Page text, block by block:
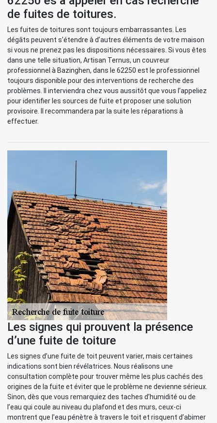
de fuites de toitures.
Les fuites de toitures sont toujours embarrassantes. Les
dégâts peuvent s’étendre à d’autres éléments de votre maison
si vous ne prenez pas les dispositions nécessaires. Si vous êtes
dans une telle situation, Artisan Ternus, un couvreur
professionnel à Bazinghen, dans le 62250 est le professionnel
toujours disponible pour des interventions de recherche des
problèmes. Il interviendra chez vous aussitôt que vous l’appeliez
pour identifier les sources de fuite et proposer une solution
provisoire. Il recommandera par la suite les réparations à
effectuer.
Les signes qui prouvent la présence
d’une fuite de toiture
Les signes d’une fuite de toit peuvent varier, mais certaines
indications sont bien révélatrices. Nous réalisons une
consultation complète pour trouver même les plus cachés des
origines de la fuite et éviter que le problème ne devienne sérieux.
Sinon, dès que vous remarquiez des taches d’humidité ou de
l’eau qui coule au niveau du plafond et des murs, ceux-ci
montrent que l’eau pénètre à travers le toit et risquent d’abimer